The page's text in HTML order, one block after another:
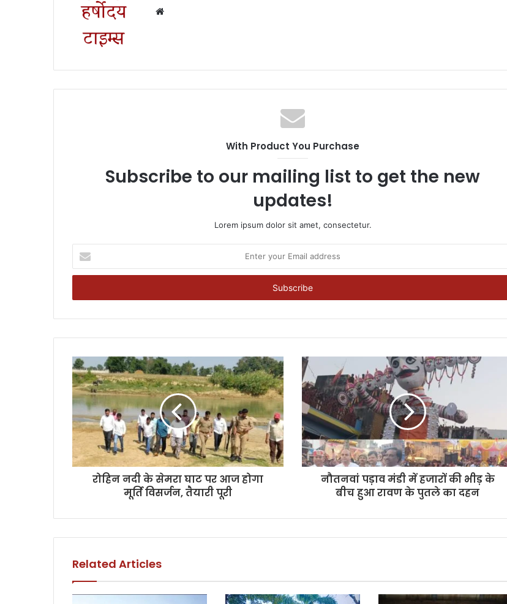
Website
With Product You Purchase
Subscribe to our mailing list to get the new
updates!
Lorem ipsum dolor sit amet, consectetur.
your
Email
रोहिन नदी के सेमरा घाट पर आज होगा
मूर्ति विसर्जन, तैयारी पूरी
नौतनवां पड़ाव मंडी में हजारों की भीड़ के
बीच हुआ रावण के पुतले का दहन
Related Articles